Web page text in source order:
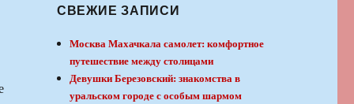
СВЕЖИЕ ЗАПИСИ
Москва Махачкала самолет: комфортное
путешествие между столицами
Девушки Березовский: знакомства в
уральском городе с особым шармом